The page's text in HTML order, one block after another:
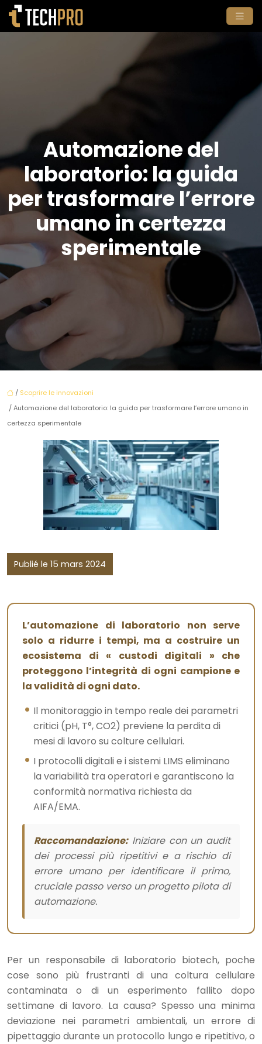
Automazione del
laboratorio: la guida
per trasformare l’errore
umano in certezza
sperimentale
/ Scoprire le innovazioni
/ Automazione del laboratorio: la guida per trasformare l’errore umano in
certezza sperimentale
Publié le 15 mars 2024
L’automazione di laboratorio non serve
solo a ridurre i tempi, ma a costruire un
ecosistema di « custodi digitali » che
proteggono l’integrità di ogni campione e
la validità di ogni dato.
Il monitoraggio in tempo reale dei parametri
critici (pH, T°, CO2) previene la perdita di
mesi di lavoro su colture cellulari.
I protocolli digitali e i sistemi LIMS eliminano
la variabilità tra operatori e garantiscono la
conformità normativa richiesta da
AIFA/EMA.
Raccomandazione:Iniziare con un audit
dei processi più ripetitivi e a rischio di
errore umano per identificare il primo,
cruciale passo verso un progetto pilota di
automazione.
Per un responsabile di laboratorio biotech, poche
cose sono più frustranti di una coltura cellulare
contaminata o di un esperimento fallito dopo
settimane di lavoro. La causa? Spesso una minima
deviazione nei parametri ambientali, un errore di
pipettaggio durante un protocollo lungo e ripetitivo, o